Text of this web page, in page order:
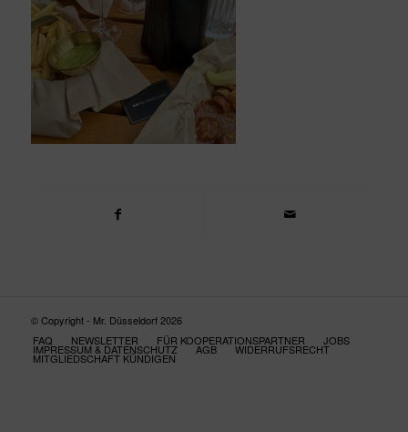
© Copyright - Mr. Düsseldorf 2026
FAQ
NEWSLETTER FÜR KOOPERATIONSPARTNER JOBS
IMPRESSUM & DATENSCHUTZ AGB WIDERRUFSRECHT
MITGLIEDSCHAFT KÜNDIGEN